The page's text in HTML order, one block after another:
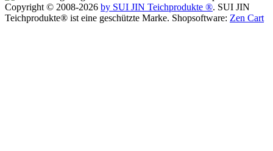
Copyright © 2008-2026 by SUI JIN Teichprodukte ®. SUI JIN
Teichprodukte® ist eine geschützte Marke. Shopsoftware: Zen Cart